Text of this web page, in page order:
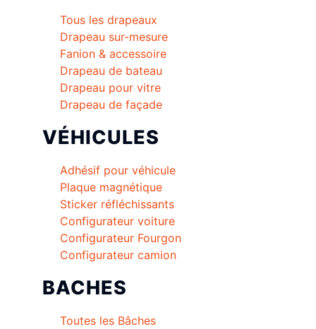
Tous les drapeaux
Drapeau sur-mesure
Fanion & accessoire
Drapeau de bateau
Drapeau pour vitre
Drapeau de façade
VÉHICULES
Adhésif pour véhicule
Plaque magnétique
Sticker réfléchissants
Configurateur voiture
Configurateur Fourgon
Configurateur camion
BACHES
Toutes les Bâches